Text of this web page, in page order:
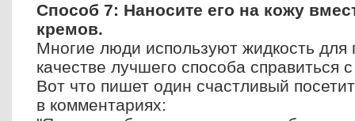
Способ 7: Наносите его на кожу
кремов.
Многие люди используют жидкость для
качестве лучшего способа справиться
Вот что пишет один счастливый
в комментариях: